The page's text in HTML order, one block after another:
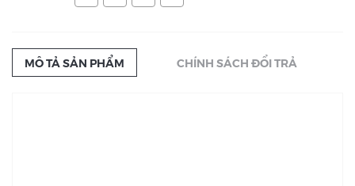
MÔ TẢ SẢN PHẨM CHÍNH SÁCH ĐỔI TRẢ